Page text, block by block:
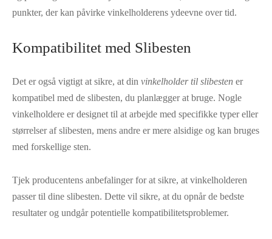
punkter, der kan påvirke vinkelholderens ydeevne over tid.
Kompatibilitet med Slibesten
Det er også vigtigt at sikre, at din vinkelholder til slibesten er
kompatibel med de slibesten, du planlægger at bruge. Nogle
vinkelholdere er designet til at arbejde med specifikke typer eller
størrelser af slibesten, mens andre er mere alsidige og kan bruges
med forskellige sten.
Tjek producentens anbefalinger for at sikre, at vinkelholderen
passer til dine slibesten. Dette vil sikre, at du opnår de bedste
resultater og undgår potentielle kompatibilitetsproblemer.